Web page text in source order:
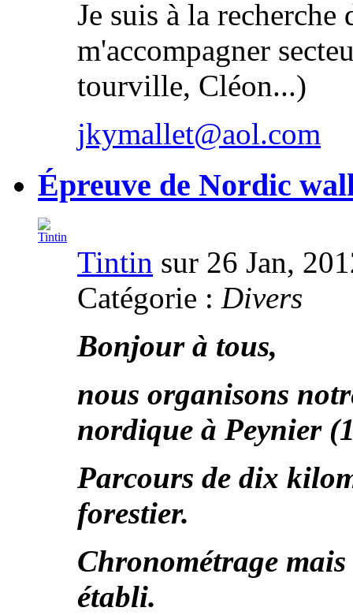
Je suis à la recherche
m'accompagner
tourville, Cléon...)
jkymallet@aol.com
Épreuve de Nordic
Tintin sur 26 Jan,
Catégorie : Divers
Bonjour à tous,
nous organisons
nordique à Peynier
Parcours de dix
forestier.
Chronométrage
établi.